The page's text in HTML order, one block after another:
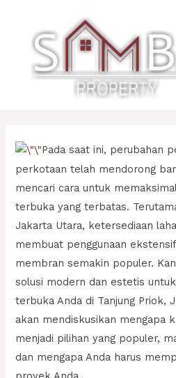
konten
Pada saat ini, perubahan
perkotaan telah mendorong
mencari cara untuk
terbuka yang terbatas.
Jakarta Utara, ketersediaan
membuat penggunaan
membran semakin populer.
solusi modern dan estetis
terbuka Anda di Tanjung Priok,
akan mendiskusikan mengapa
menjadi pilihan yang populer,
dan mengapa Anda harus